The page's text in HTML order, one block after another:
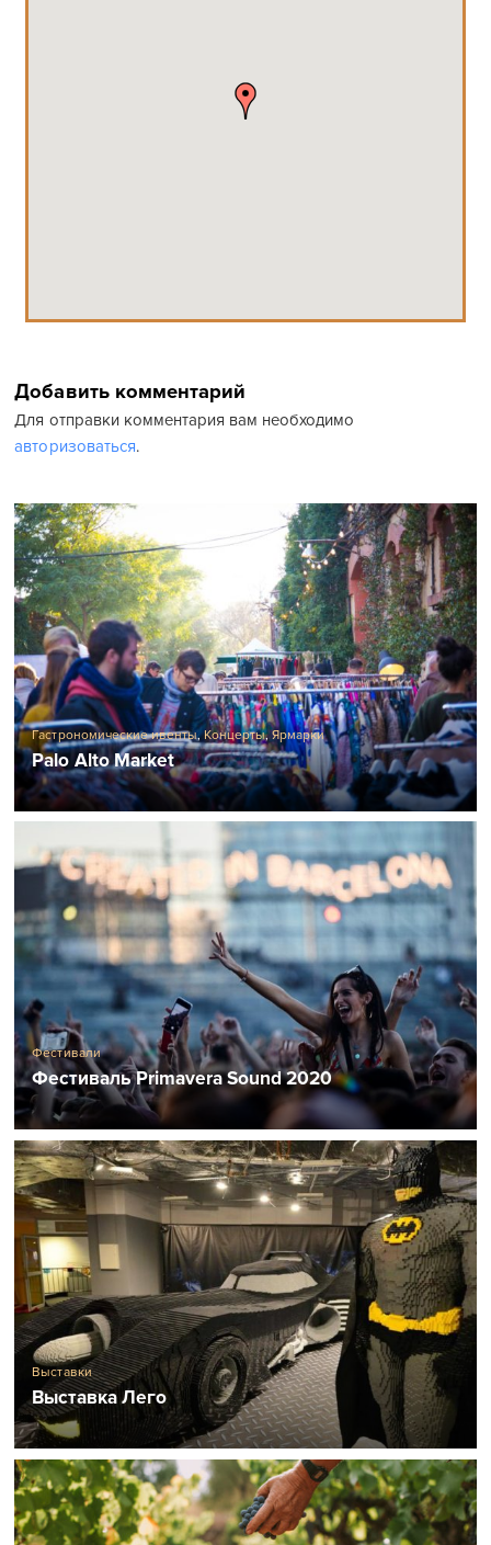
Добавить комментарий
Для отправки комментария вам необходимо
авторизоваться.
Гастрономические ивенты,Концерты,Ярмарки
Palo Alto Market
Фестивали
Фестиваль Primavera Sound 2020
Выставки
Выставка Лего